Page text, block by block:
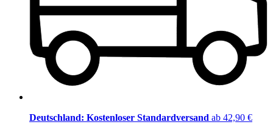
Deutschland: Kostenloser Standardversand ab 42,90 €